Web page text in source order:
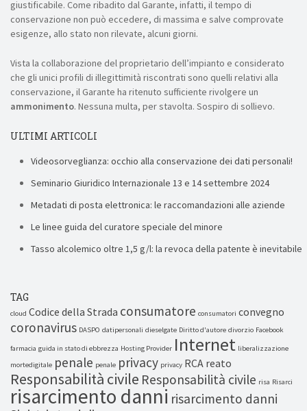
giustificabile. Come ribadito dal Garante, infatti, il tempo di
conservazione non può eccedere, di massima e salve comprovate
esigenze, allo stato non rilevate, alcuni giorni.
Vista la collaborazione del proprietario dell’impianto e considerato
che gli unici profili di illegittimità riscontrati sono quelli relativi alla
conservazione, il Garante ha ritenuto sufficiente rivolgere un
ammonimento. Nessuna multa, per stavolta. Sospiro di sollievo.
ULTIMI ARTICOLI
Videosorveglianza: occhio alla conservazione dei dati personali!
Seminario Giuridico Internazionale 13 e 14 settembre 2024
Metadati di posta elettronica: le raccomandazioni alle aziende
Le linee guida del curatore speciale del minore
Tasso alcolemico oltre 1,5 g/l: la revoca della patente è inevitabile
TAG
cloud Codice della Strada consumatore consumatori convegno
coronavirus DASPO datipersonali dieselgate Diritto d'autore divorzio Facebook
farmacia guida in stato di ebbrezza Hosting Provider Internet liberalizzazione
mortedigitale penale penale privacy privacy RCA reato
Responsabilità civile Responsabilità civile risa Risarci
risarcimento danni risarcimento danni